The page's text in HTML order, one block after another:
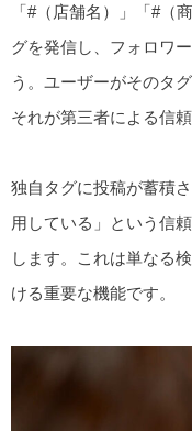
「#（店舗名）」「#（
グを発信し、フォロワ
う。ユーザーがそのタ
それが第三者による信
独自タグに投稿が蓄積
用している」という信
します。これは単なる
ける重要な機能です。